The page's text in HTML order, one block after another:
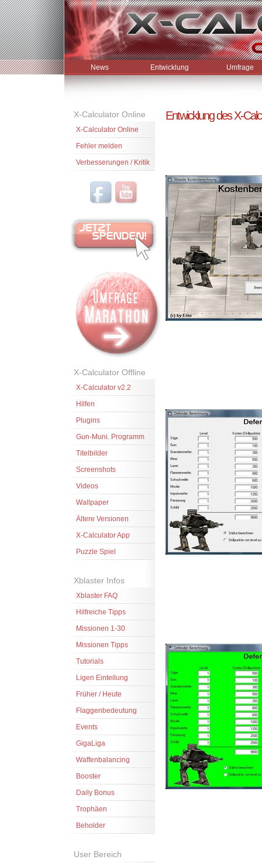
News Entwicklung Umfrage
X-Calculator Online
X-Calculator Online
Fehler melden
Verbesserungen / Kritik
X-Calculator Offline
X-Calculator v2.2
Hilfen
Plugins
Gun-Muni. Programm
Titelbilder
Screenshots
Videos
Wallpaper
Ältere Versionen
X-Calculator App
Puzzle Spiel
Xblaster Infos
Xblaster FAQ
Hilfreiche Tipps
Missionen 1-30
Missionen Tipps
Tutorials
Ligen Einteilung
Früher / Heute
Flaggenbedeutung
Events
GigaLiga
Waffenbalancing
Booster
Daily Bonus
Trophäen
Beholder
User Bereich
Entwicklung des X-